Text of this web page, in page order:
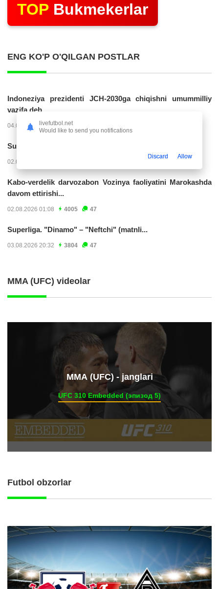
TOP Bukmekerlar
ENG KO'P O'QILGAN POSTLAR
Indoneziya prezidenti JCH-2030ga chiqishni umummilliy
vazifa deb...
04.08.2026 02:11 14301
Superliga. “Buxoro” - “Lokomotiv”...
02.08.2026 03:08
Kabo-verdelik darvozabon Vozinya faoliyatini Marokashda
davom ettirishi...
02.08.2026 01:08 4005 47
Superliga. "Dinamo" – "Neftchi" (matnli...
03.08.2026 20:32 3804 47
MMA (UFC) videolar
ММА (UFC) - janglari
UFC 310 Embedded (эпизод 5)
Futbol obzorlar
livefutbol.net
Would like to send you notifications
Discard Allow